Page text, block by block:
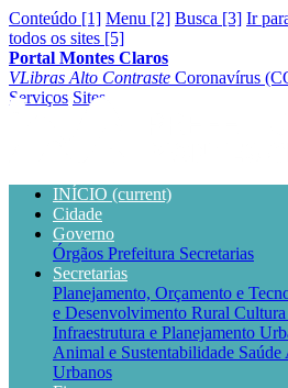
Conteúdo [1] Menu [2] Busca [3] Ir
todos os sites [5]
Portal Montes Claros
VLibras Alto Contraste Coronavírus
Serviços Sites
INÍCIO (current)
Cidade
Governo
Órgãos Prefeitura Secretarias
Secretarias
Planejamento, Orçamento e
e Desenvolvimento Rural Cultura
Infraestrutura e Planejamento
Animal e Sustentabilidade Saúde
Urbanos